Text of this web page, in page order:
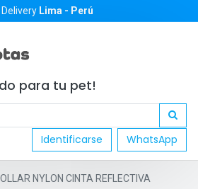
Delivery Lima - Perú
para tu pet!
Identificarse WhatsApp
NYLON CINTA REFLECTIVA